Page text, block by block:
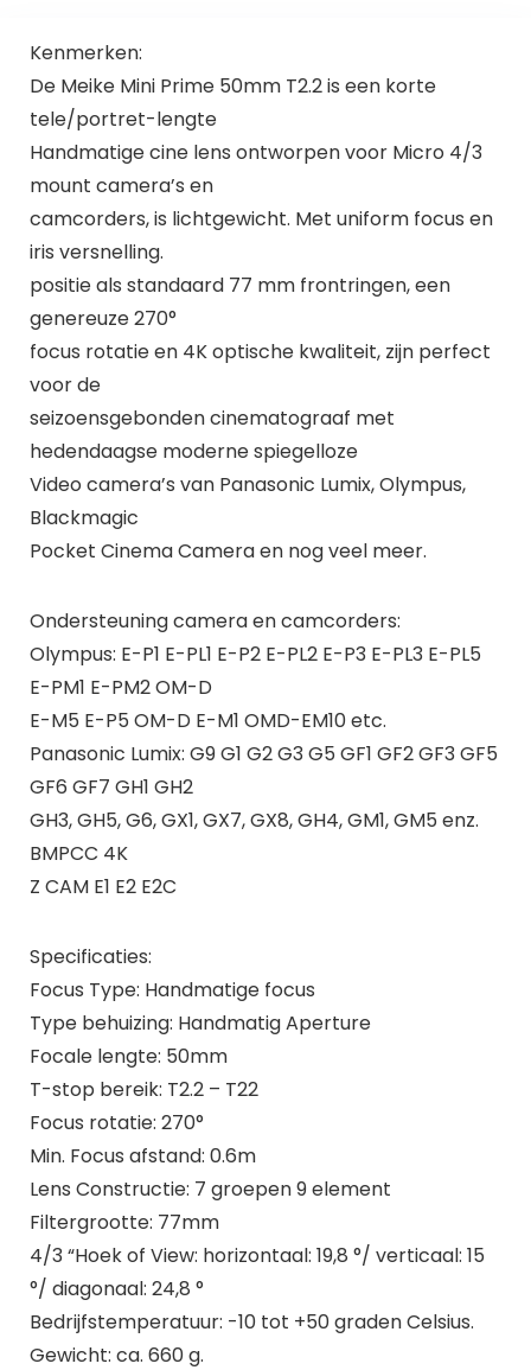
Kenmerken:
De Meike Mini Prime 50mm T2.2 is een korte
tele/portret-lengte
Handmatige cine lens ontworpen voor Micro 4/3
mount camera’s en
camcorders, is lichtgewicht. Met uniform focus en
iris versnelling.
positie als standaard 77 mm frontringen, een
genereuze 270°
focus rotatie en 4K optische kwaliteit, zijn perfect
voor de
seizoensgebonden cinematograaf met
hedendaagse moderne spiegelloze
Video camera’s van Panasonic Lumix, Olympus,
Blackmagic
Pocket Cinema Camera en nog veel meer.
Ondersteuning camera en camcorders:
Olympus: E-P1 E-PL1 E-P2 E-PL2 E-P3 E-PL3 E-PL5
E-PM1 E-PM2 OM-D
E-M5 E-P5 OM-D E-M1 OMD-EM10 etc.
Panasonic Lumix: G9 G1 G2 G3 G5 GF1 GF2 GF3 GF5
GF6 GF7 GH1 GH2
GH3, GH5, G6, GX1, GX7, GX8, GH4, GM1, GM5 enz.
BMPCC 4K
Z CAM E1 E2 E2C
Specificaties:
Focus Type: Handmatige focus
Type behuizing: Handmatig Aperture
Focale lengte: 50mm
T-stop bereik: T2.2 – T22
Focus rotatie: 270°
Min. Focus afstand: 0.6m
Lens Constructie: 7 groepen 9 element
Filtergrootte: 77mm
4/3 “Hoek of View: horizontaal: 19,8 °/ verticaal: 15
°/ diagonaal: 24,8 °
Bedrijfstemperatuur: -10 tot +50 graden Celsius.
Gewicht: ca. 660 g.